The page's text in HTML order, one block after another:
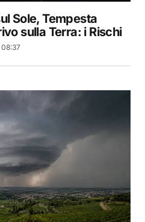
Sole, Tempesta
sulla Terra: i Rischi
08:37